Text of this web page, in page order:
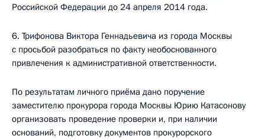
Российской Федерации до 24 апреля 2014 года.
6. Трифонова Виктора Геннадьевича из города Москвы
с просьбой разобраться по факту необоснованного
привлечения к административной ответственности.
По результатам личного приёма дано поручение
заместителю прокурора города Москвы Юрию Катасонову
организовать проведение проверки и, при наличии
оснований, подготовку документов прокурорского